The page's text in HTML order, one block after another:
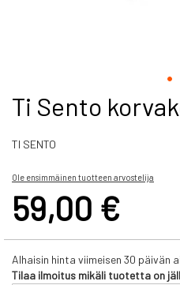
Skip
to
beginning
the
gallery
Ti Sento
TI SENTO
Ole ensimmäinen tuotteen arvostelija
59,00 €
Alhaisin hinta viimeisen 30 päivän
Tilaa ilmoitus mikäli tuotetta on